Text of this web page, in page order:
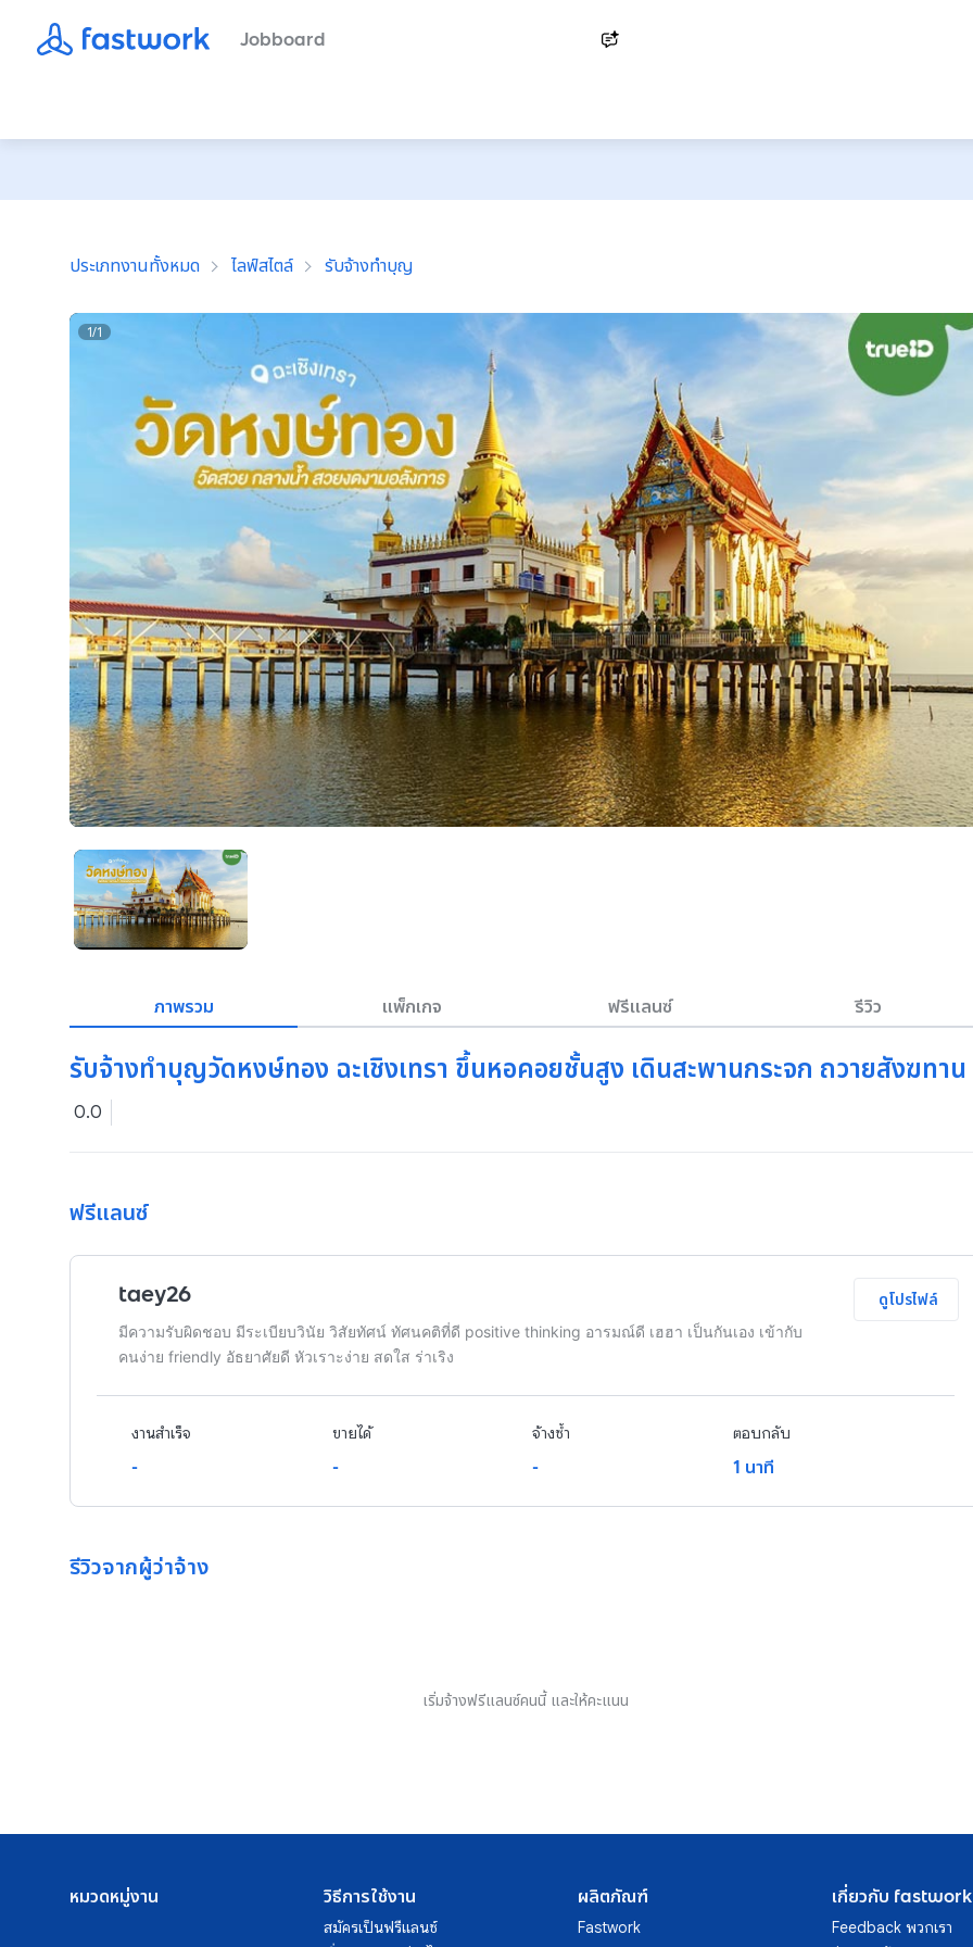
Jobboard
ประเภทงานทั้งหมด ไลฟ์สไตล์ รับจ้างทำบุญ
1/1
ภาพรวม แพ็กเกจ ฟรีแลนซ์ รีวิว
รับจ้างทำบุญวัดหงษ์ทอง ฉะเชิงเทรา ขึ้นหอคอยชั้นสูง เดินสะพานกระจก ถวายสังฆทาน
0.0
ฟรีแลนซ์
taey26
มีความรับผิดชอบ มีระเบียบวินัย วิสัยทัศน์ ทัศนคติที่ดี positive thinking อารมณ์ดี เฮฮา เป็นกันเอง เข้ากับ
คนง่าย friendly อัธยาศัยดี หัวเราะง่าย สดใส ร่าเริง
ดูโปรไฟล์
งานสำเร็จ
-
ขายได้
-
จ้างซ้ำ
-
ตอบกลับ
1 นาที
รีวิวจากผู้ว่าจ้าง
เริ่มจ้างฟรีแลนซ์คนนี้ และให้คะแนน
หมวดหมู่งาน วิธีการใช้งาน
สมัครเป็นฟรีแลนซ์
ผลิตภัณฑ์
Fastwork
เกี่ยวกับ fastwork
Feedback พวกเรา